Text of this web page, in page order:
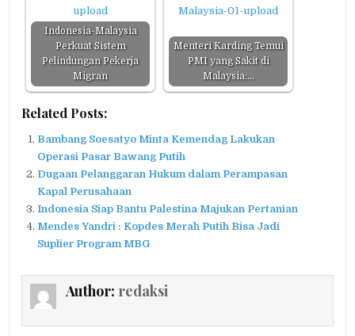
Indonesia-Malaysia
Perkuat Sistem
Pelindungan Pekerja
Migran
Menteri Karding Temui
PMI yang Sakit di
Malaysia:…
Related Posts:
Bambang Soesatyo Minta Kemendag Lakukan
Operasi Pasar Bawang Putih
Dugaan Pelanggaran Hukum dalam Perampasan
Kapal Perusahaan
Indonesia Siap Bantu Palestina Majukan Pertanian
Mendes Yandri : Kopdes Merah Putih Bisa Jadi
Suplier Program MBG
Author: redaksi